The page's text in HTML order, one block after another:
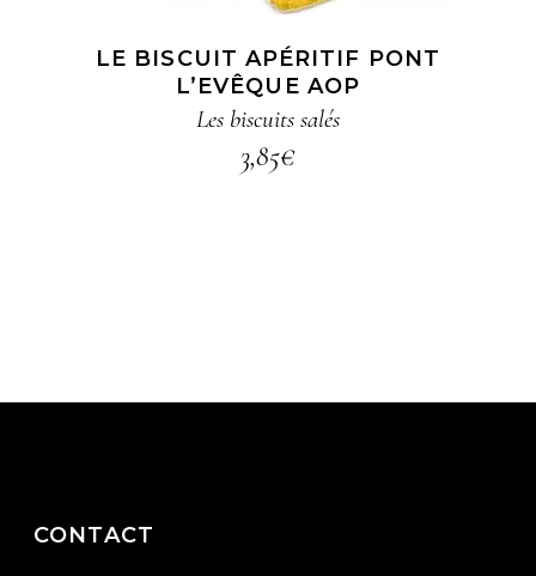
LE BISCUIT APÉRITIF PONT
L’EVÊQUE AOP
Les biscuits salés
3,85€
CONTACT